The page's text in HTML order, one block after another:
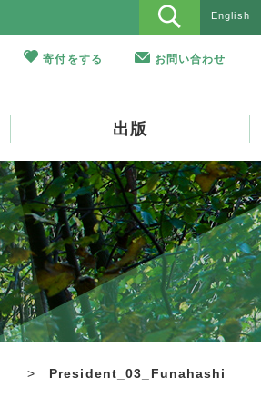
English
寄付をする お問い合わせ
出版
> President_03_Funahashi